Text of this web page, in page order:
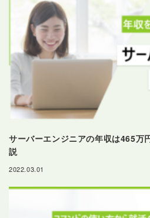
サーバーエンジニアの年収は465万
説
2022.03.01